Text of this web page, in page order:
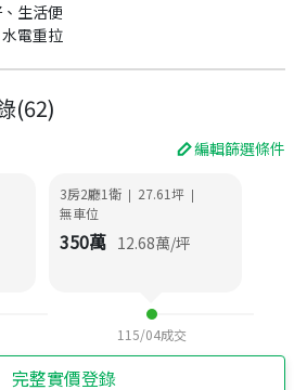
生活便
電重拉
(62)
編輯篩選條件
3房2廳1衛 | 27.61坪 |
無車位
350萬 12.68萬/坪
115/04成交
完整實價登錄